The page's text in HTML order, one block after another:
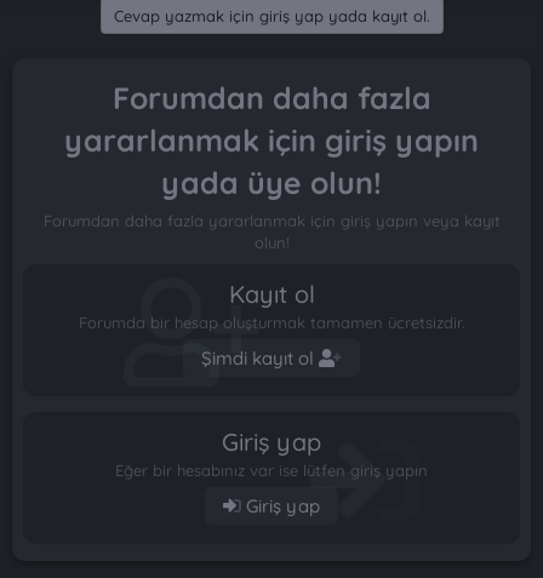
Cevap yazmak için giriş yap yada kayıt ol.
Forumdan daha fazla
yararlanmak için giriş yapın
yada üye olun!
Forumdan daha fazla yararlanmak için giriş yapın veya kayıt
olun!
Kayıt ol
Forumda bir hesap oluşturmak tamamen ücretsizdir.
Şimdi kayıt ol
Giriş yap
Eğer bir hesabınız var ise lütfen giriş yapın
Giriş yap